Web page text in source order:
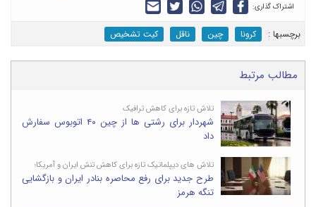
اشتراک گذاری:
برچسب‎ها : کرونا چین ناقل کیت تشخیص
مطالب مرتبط
تلاش تازه برای کاهش ترافیک
شهردار برای رشتی ها از چین ۴۰ اتوبوس سفارش
داد
تلاش های دیپلماتیک تازه برای کاهش تنش ایران و آمریکا؛
طرح جدید برای رفع محاصره بنادر ایران و بازگشایی
تنگه هرمز